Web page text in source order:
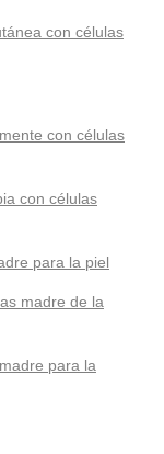
con células
con células
con células
para la piel
madre de la
para la